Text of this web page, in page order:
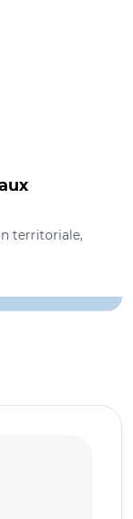
territoriale,